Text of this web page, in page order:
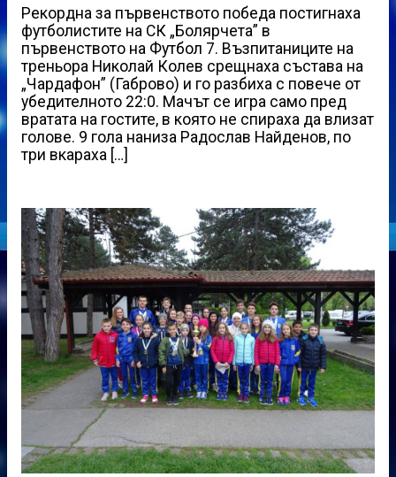
Рекордна за първенството победа постигнаха
футболистите на СК „Болярчета” в
първенството на Футбол 7. Възпитаниците на
треньора Николай Колев срещнаха състава на
„Чардафон” (Габрово) и го разбиха с повече от
убедителното 22:0. Мачът се игра само пред
вратата на гостите, в която не спираха да влизат
голове. 9 гола наниза Радослав Найденов, по
три вкараха […]